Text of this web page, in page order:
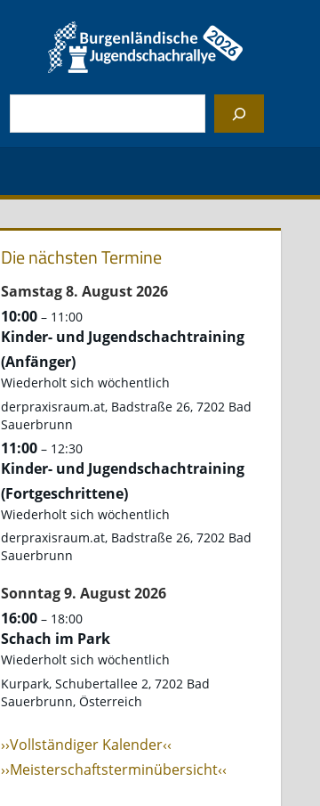
Die nächsten Termine
Samstag8. August2026
10:00 – 11:00
Kinder- und Jugendschachtraining
(Anfänger)
Wiederholt sich wöchentlich
derpraxisraum.at, Badstraße 26, 7202 Bad
Sauerbrunn
11:00 – 12:30
Kinder- und Jugendschachtraining
(Fortgeschrittene)
Wiederholt sich wöchentlich
derpraxisraum.at, Badstraße 26, 7202 Bad
Sauerbrunn
Sonntag9. August2026
16:00 – 18:00
Schach im Park
Wiederholt sich wöchentlich
Kurpark, Schubertallee 2, 7202 Bad
Sauerbrunn, Österreich
››Vollständiger Kalender‹‹
››Meisterschaftsterminübersicht‹‹